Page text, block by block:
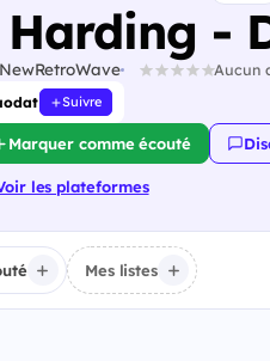
-
Aucun
Suivre
Marquer comme écouté
les plateformes
Mes listes